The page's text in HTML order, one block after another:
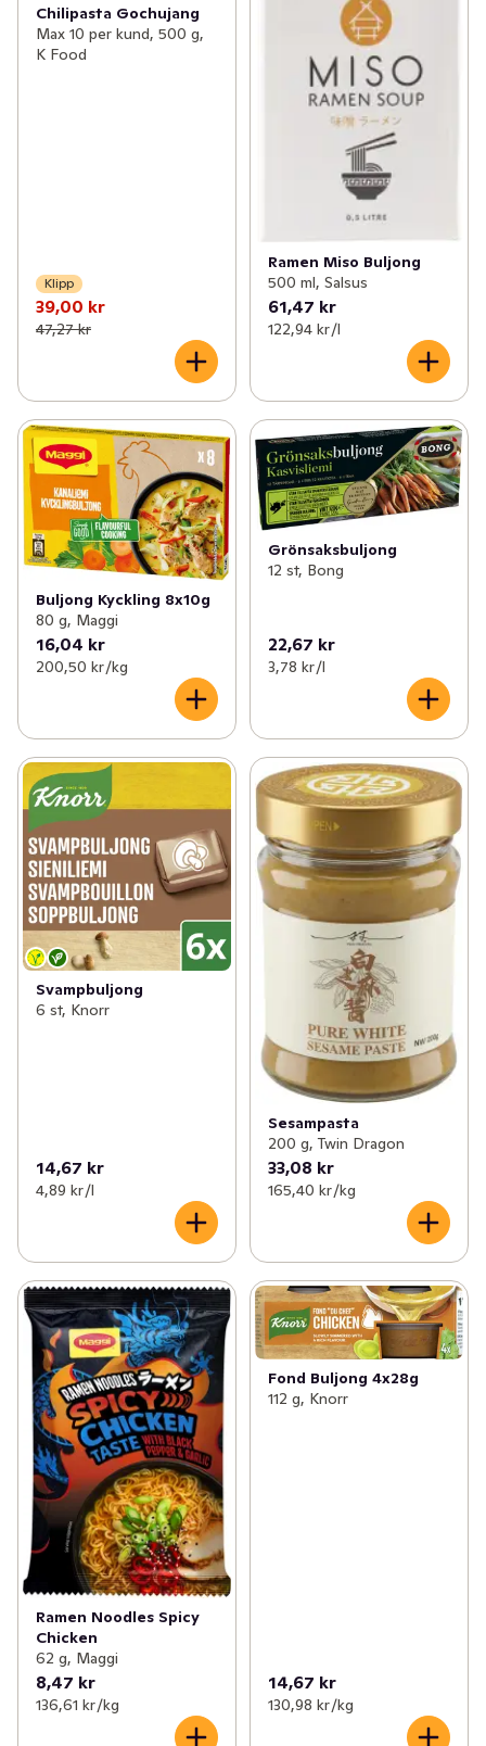
Chilipasta Gochujang
Max 10 per kund, 500 g,
K Food
Klipp
39,00 kr
47,27 kr
Ramen Miso Buljong
500 ml, Salsus
61,47 kr
122,94 kr /l
Buljong Kyckling 8x10g
80 g, Maggi
16,04 kr
200,50 kr /kg
Grönsaksbuljong
12 st, Bong
22,67 kr
3,78 kr /l
Svampbuljong
6 st, Knorr
14,67 kr
4,89 kr /l
Sesampasta
200 g, Twin Dragon
33,08 kr
165,40 kr /kg
Ramen Noodles Spicy
Chicken
62 g, Maggi
8,47 kr
136,61 kr /kg
Fond Buljong 4x28g
112 g, Knorr
14,67 kr
130,98 kr /kg